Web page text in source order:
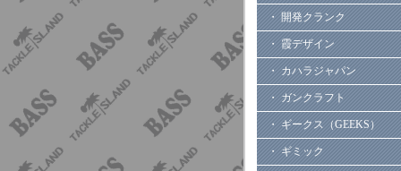
・ 開発クランク
・ 霞デザイン
・ カハラジャパン
・ ガンクラフト
・ ギークス（GEEKS）
・ ギミック